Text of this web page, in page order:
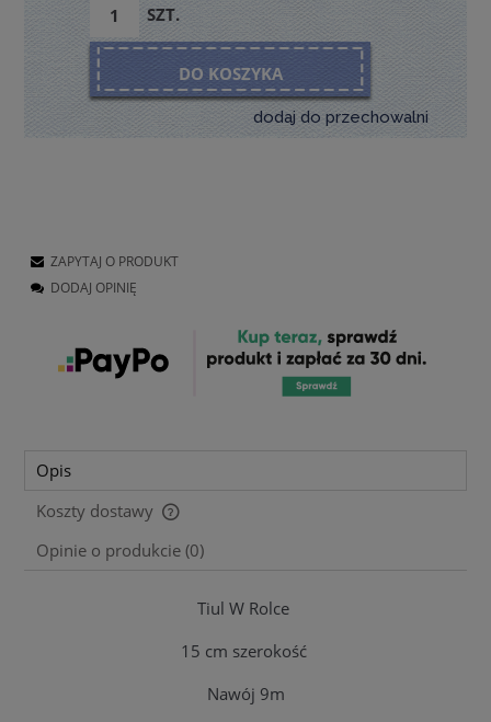
SZT.
DO KOSZYKA
dodaj do przechowalni
ZAPYTAJ O PRODUKT
DODAJ OPINIĘ
Opis
Koszty dostawy
Cena nie zawiera ewentualnych kosztów płatności
Opinie o produkcie (0)
Tiul W Rolce
15 cm szerokość
Nawój 9m